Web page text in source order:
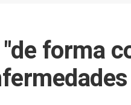
forma